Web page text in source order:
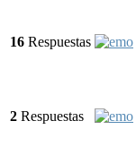
16 Respuestas
2 Respuestas